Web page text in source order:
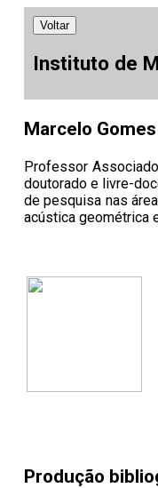
Voltar
Instituto de
Marcelo
Professor
doutorado e livre-
de pesquisa nas
acústica geométrica
Produção